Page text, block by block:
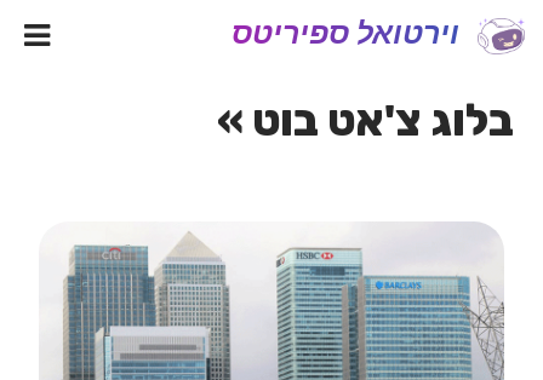
וירטואל ספיריטס
בלוג צ'אט בוט »